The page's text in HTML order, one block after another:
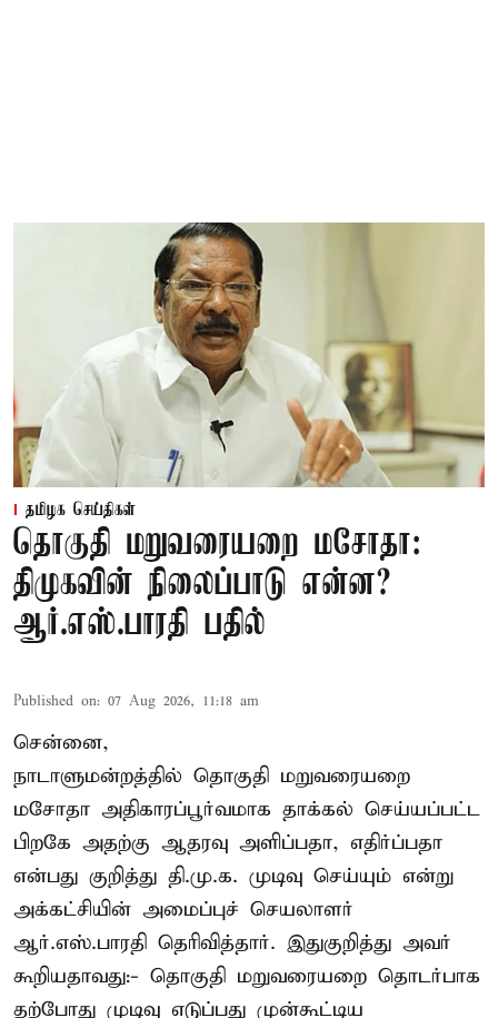
தமிழக செய்திகள்
தொகுதி மறுவரையறை மசோதா:
திமுகவின் நிலைப்பாடு என்ன?
ஆர்.எஸ்.பாரதி பதில்
Published on: 07 Aug 2026, 11:18 am
சென்னை,
நாடாளுமன்றத்தில் தொகுதி மறுவரையறை
மசோதா அதிகாரப்பூர்வமாக தாக்கல் செய்யப்பட்ட
பிறகே அதற்கு ஆதரவு அளிப்பதா, எதிர்ப்பதா
என்பது குறித்து தி.மு.க. முடிவு செய்யும் என்று
அக்கட்சியின் அமைப்புச் செயலாளர்
ஆர்.எஸ்.பாரதி தெரிவித்தார். இதுகுறித்து அவர்
கூறியதாவது:- தொகுதி மறுவரையறை தொடர்பாக
தற்போது முடிவு எடுப்பது முன்கூட்டிய